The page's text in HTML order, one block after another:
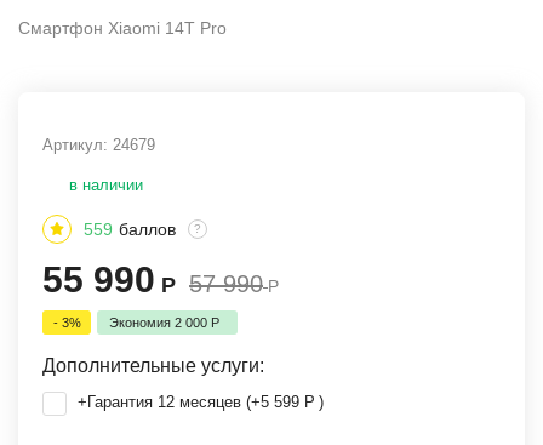
Смартфон Xiaomi 14T Pro
Артикул: 24679
в наличии
559 баллов ?
55 990 Р 57 990 Р
- 3% Экономия 2 000 Р
Дополнительные услуги:
+Гарантия 12 месяцев (+5 599 Р )